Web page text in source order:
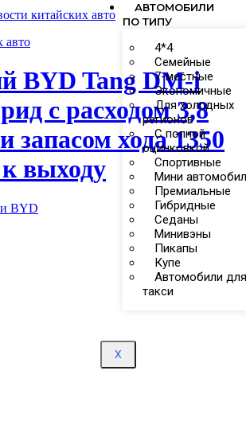
АВТОМОБИЛИ
ПО ТИПУ
4*4
Семейные
7-местные
Экономичные
Для холодных
регионов
С полной
оцинковкой
Спортивные
Мини
Премиальные
Гибридные
Седаны
Минивэны
Пикапы
Купе
Автомобили
такси
X
китайских авто
авто
BYD Tang DM-i
с расходом 3,8
запасом хода 1350
выходу
BYD